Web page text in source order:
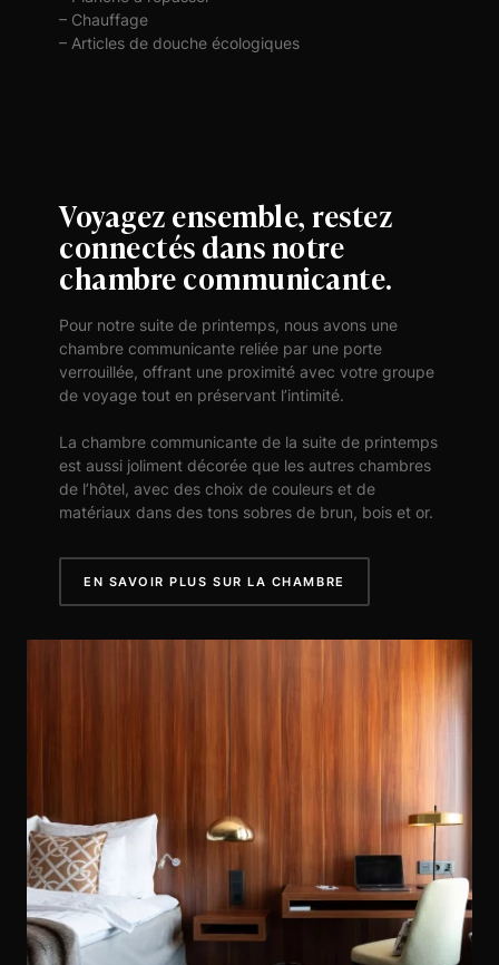
– Chauffage
– Articles de douche écologiques
Voyagez ensemble, restez
connectés dans notre
chambre communicante.
Pour notre suite de printemps, nous avons une
chambre communicante reliée par une porte
verrouillée, offrant une proximité avec votre groupe
de voyage tout en préservant l’intimité.
La chambre communicante de la suite de printemps
est aussi joliment décorée que les autres chambres
de l’hôtel, avec des choix de couleurs et de
matériaux dans des tons sobres de brun, bois et or.
EN SAVOIR PLUS SUR LA CHAMBRE